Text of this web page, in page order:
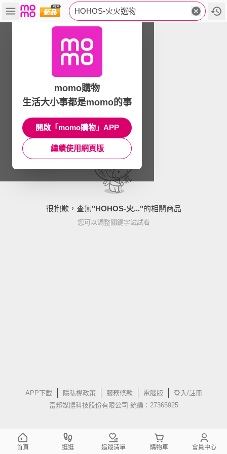
HOHOS-火火選物
很抱歉，查無"HOHOS-火..."的相關商品
您可以調整關鍵字試試看
APP下載 隱私權政策 服務條款 電腦版
登入/註冊
富邦媒體科技股份有限公司 統編：27365925
momo購物
生活大小事都是momo的事
開啟「momo購物」APP
繼續使用網頁版
首頁 逛逛 追蹤清單 購物車 會員中心